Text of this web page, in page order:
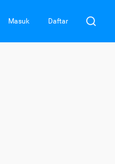
Masuk Daftar